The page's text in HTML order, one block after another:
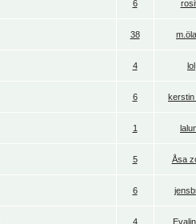
6
38
4 lol
6
1
5 Åsa
6
4